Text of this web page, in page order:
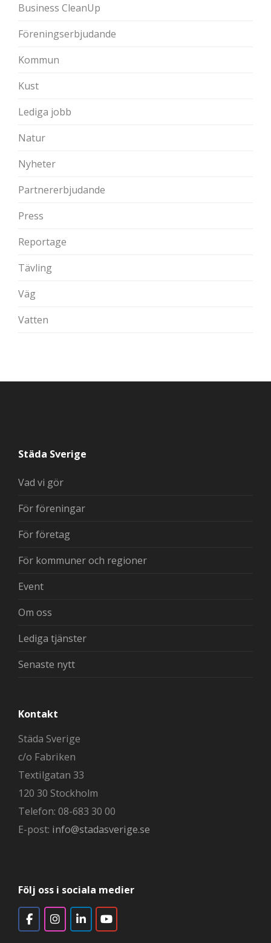
Business CleanUp
Föreningserbjudande
Kommun
Kust
Lediga jobb
Natur
Nyheter
Partnererbjudande
Press
Reportage
Tävling
Väg
Vatten
Städa Sverige
Vad vi gör
För föreningar
För företag
För kommuner och regioner
Event
Om oss
Lediga tjänster
Senaste nytt
Kontakt
Städa Sverige
c/o Fabriken
Textilgatan 33
120 30 Stockholm
Telefon: 08-683 30 00
E-post: info@stadasverige.se
Följ oss i sociala medier